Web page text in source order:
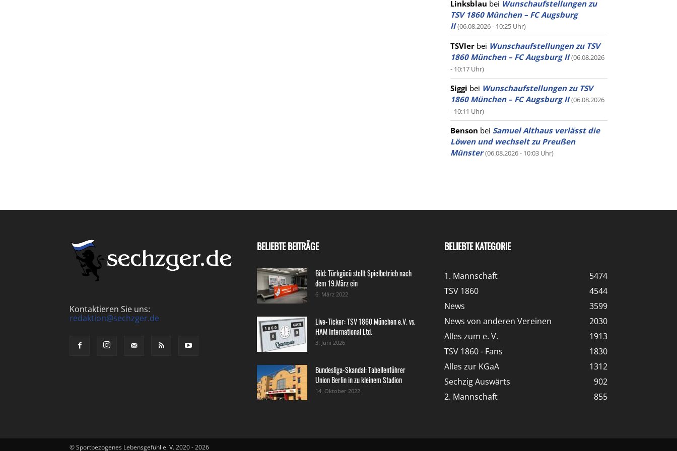
Linksblau bei Wunschaufstellungen zu
TSV 1860 München – FC Augsburg
II (06.08.2026 - 10:25 Uhr)
TSVler bei Wunschaufstellungen zu TSV
1860 München – FC Augsburg II (06.08.2026
- 10:17 Uhr)
Siggi bei Wunschaufstellungen zu TSV
1860 München – FC Augsburg II (06.08.2026
- 10:11 Uhr)
Benson bei Samuel Althaus verlässt die
Löwen und wechselt zu Preußen
Münster (06.08.2026 - 10:03 Uhr)
Kontaktieren Sie uns:
redaktion@sechzger.de
BELIEBTE BEITRÄGE
Bild: Türkgücü stellt Spielbetrieb nach
dem 19.März ein
6. März 2022
Live-Ticker: TSV 1860 München e.V. vs.
HAM International Ltd.
3. Juni 2026
Bundesliga-Skandal: Tabellenführer
Union Berlin in zu kleinem Stadion
14. Oktober 2022
BELIEBTE KATEGORIE
1. Mannschaft
5474
TSV 1860
4544
News
3599
News von anderen Vereinen
2030
Alles zum e. V.
1913
TSV 1860 - Fans
1830
Alles zur KGaA
1312
Sechzig Auswärts
902
2. Mannschaft
855
© Sportbezogenes Lebensgefühl e. V. 2020 - 2026